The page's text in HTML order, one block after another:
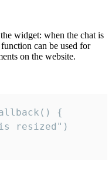
widget: when the chat is
can be used for
on the website.
{
resized")